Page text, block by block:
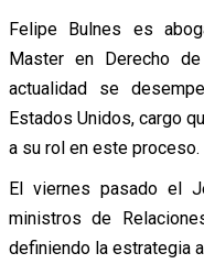
Felipe Bulnes es
Master en Derecho
actualidad se
Estados Unidos, cargo
a su rol en este proceso.
El viernes pasado el
ministros de
definiendo la estrategia